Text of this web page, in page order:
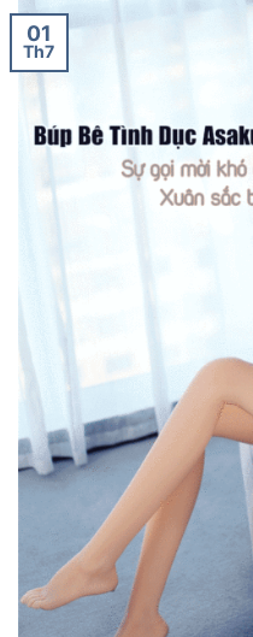
01
Th7